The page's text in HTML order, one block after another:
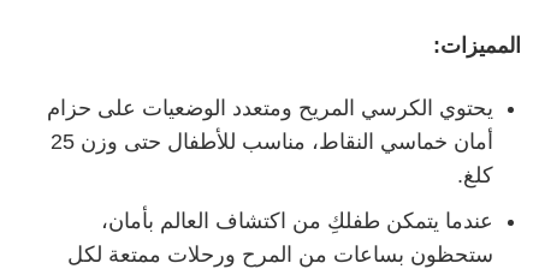
المميزات:
يحتوي الكرسي المريح ومتعدد الوضعيات على حزام
أمان خماسي النقاط، مناسب للأطفال حتى وزن 25
كلغ.
عندما يتمكن طفلكِ من اكتشاف العالم بأمان،
ستحظون بساعات من المرح ورحلات ممتعة لكل